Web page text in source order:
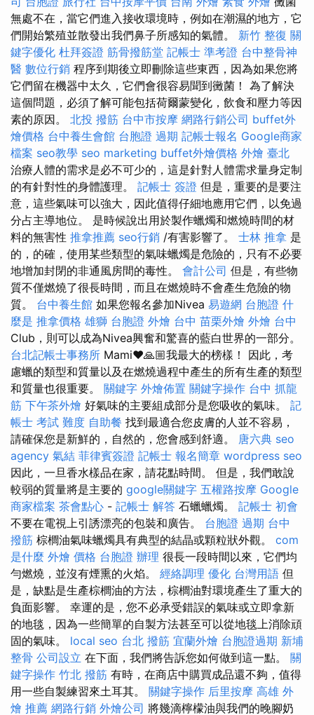
無處不在，當它們進入接收環境時，例如在潮濕的地方，它
們開始繁殖並散發出我們鼻子所感知的氣體。 新竹 整復 關
鍵字優化 杜拜簽證 筋骨撥筋堂 記帳士 準考證 台中整骨神
醫 數位行銷 程序到期後立即刪除這些東西，因為如果您將
它們留在機器中太久，它們會很容易聞到黴菌！ 為了解決
這個問題，必須了解可能包括荷爾蒙變化，飲食和壓力等因
素的原因。 北投 撥筋 台中市按摩 網路行銷公司 buffet外
燴價格 台中養生會館 台胞證 過期 記帳士報名 Google商家
檔案 seo教學 seo marketing buffet外燴價格 外燴 臺北
治療人體的需求是必不可少的，這是針對人體需求量身定制
的有針對性的身體護理。 記帳士 簽證 但是，重要的是要注
意，這些氣味可以強大，因此值得仔細地應用它們，以免過
分占主導地位。 是時候說出用於製作蠟燭和燃燒時間的材
料的無害性 推拿推薦 seo行銷 /有害影響了。 士林 推拿 是
的，的確，使用某些類型的氣味蠟燭是危險的，只有不必要
地增加封閉的非通風房間的毒性。 會計公司 但是，有些物
質不僅燃燒了很長時間，而且在燃燒時不會產生危險的物
質。 台中養生館 如果您報名參加Nivea 易遊網 台胞證 什
麼是 推拿價格 雄獅 台胞證 外燴 台中 苗栗外燴 外燴 台中
Club，則可以成為Nivea興奮和驚喜的藍白世界的一部分。
台北記帳士事務所 Mami❤️🙏🏼我最大的榜樣！ 因此，考
慮蠟的類型和質量以及在燃燒過程中產生的所有生產的類型
和質量也很重要。 關鍵字 外燴佈置 關鍵字操作 台中 抓龍
筋 下午茶外燴 好氣味的主要組成部分是您吸收的氣味。 記
帳士 考試 難度 自助餐 找到最適合您皮膚的人並不容易，
請確保您是新鮮的，自然的，您會感到舒適。 唐六典 seo
agency 氣結 菲律賓簽證 記帳士 報名簡章 wordpress seo
因此，一旦香水樣品在家，請花點時間。 但是，我們敢說
較弱的質量將是主要的 google關鍵字 五權路按摩 Google
商家檔案 茶會點心 - 記帳士 解答 石蠟蠟燭。 記帳士 初會
不要在電視上引誘漂亮的包裝和廣告。 台胞證 過期 台中
撥筋 棕櫚油氣味蠟燭具有典型的結晶或顆粒狀外觀。 com
是什麼 外燴 價格 台胞證 辦理 很長一段時間以來，它們均
勻燃燒，並沒有煙熏的火焰。 經絡調理 優化 台灣用語 但
是，缺點是生產棕櫚油的方法，棕櫚油對環境產生了重大的
負面影響。 幸運的是，您不必承受錯誤的氣味或立即拿新
的地毯，因為一些簡單的自製方法甚至可以從地毯上消除頑
固的氣味。 local seo 台北 撥筋 宜蘭外燴 台胞證過期 新埔
整骨 公司設立 在下面，我們將告訴您如何做到這一點。 關
鍵字操作 竹北 撥筋 有時，在商店中購買成品還不夠，值得
用一些自製練習來土耳其。 關鍵字操作 后里按摩 高雄 外
燴 推薦 網路行銷 外燴公司 將幾滴檸檬油與我們的晚腳奶